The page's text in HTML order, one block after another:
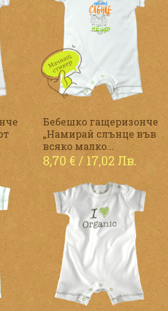
Бебешко гащеризонче
„Намирай слънце във
всяко малко...
8,70 € / 17,02 Лв.